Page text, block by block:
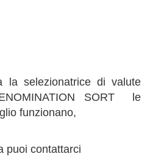
la selezionatrice di valute
SORT le
funzionano,
puoi contattarci